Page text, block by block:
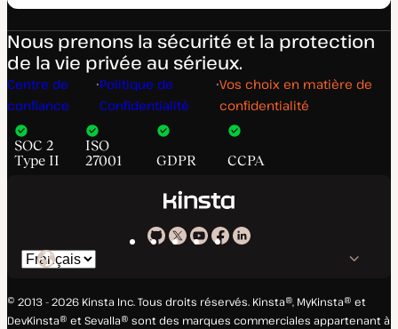
Nous prenons la sécurité et la protection
de la vie privée au sérieux.
Centre de
confiance
Politique de
Confidentialité
Vos choix en matière de
confidentialité
SOC 2
Type II
ISO
27001
GDPR CCPA
Kinsta
GitHub
Kinsta
X
Kinsta
YouTube
Kinsta
Facebook
Kinsta
LinkedIn
Changer
langue
© 2013 - 2026 Kinsta Inc. Tous droits réservés. Kinsta®, MyKinsta® et
DevKinsta® et Sevalla® sont des marques commerciales appartenant à